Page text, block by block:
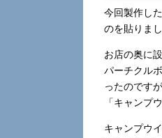
今回製作し
のを貼りま
お店の奥に
パーチクル
ったのです
「キャンプ
キャンプウ